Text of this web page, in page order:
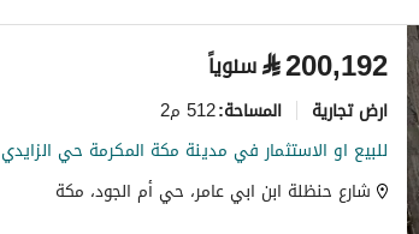
⃁200,192 سنوياً
ارض تجارية المساحة:512 م2
للبيع او الاستثمار في مدينة مكة المكرمة حي الزايدي
شارع حنظلة ابن ابي عامر، حي أم الجود، مكة